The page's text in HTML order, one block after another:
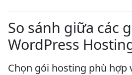
So sánh giữa các
WordPress
Chọn gói hosting phù hợp